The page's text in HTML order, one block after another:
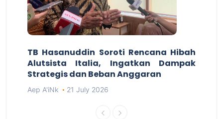
TB Hasanuddin Soroti Rencana Hibah
Alutsista Italia, Ingatkan Dampak
Strategis dan Beban Anggaran
Aep A'iNk 21 July 2026